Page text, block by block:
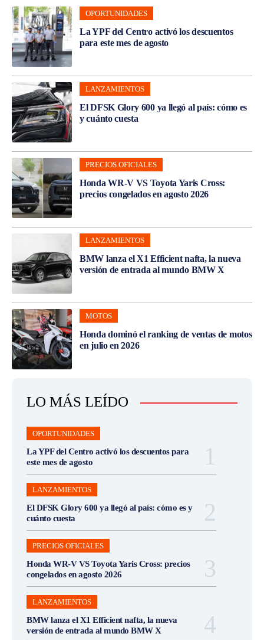
OPORTUNIDADES
La YPF del Centro activó los descuentos
para este mes de agosto
LANZAMIENTOS
El DFSK Glory 600 ya llegó al país: cómo es
y cuánto cuesta
PRECIOS OFICIALES
Honda WR-V VS Toyota Yaris Cross:
precios congelados en agosto 2026
LANZAMIENTOS
BMW lanza el X1 Efficient nafta, la nueva
versión de entrada al mundo BMW X
MOTOS
Honda dominó el ranking de ventas de motos
en julio en 2026
LO MÁS LEÍDO
OPORTUNIDADES
La YPF del Centro activó los descuentos para
este mes de agosto
LANZAMIENTOS
El DFSK Glory 600 ya llegó al país: cómo es y
cuánto cuesta
PRECIOS OFICIALES
Honda WR-V VS Toyota Yaris Cross: precios
congelados en agosto 2026
LANZAMIENTOS
BMW lanza el X1 Efficient nafta, la nueva
versión de entrada al mundo BMW X